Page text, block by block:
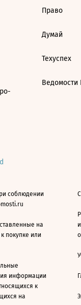
Право
Думай
Техуспех
Ведомости
соблюдении
на
покупке или
информации
к
на